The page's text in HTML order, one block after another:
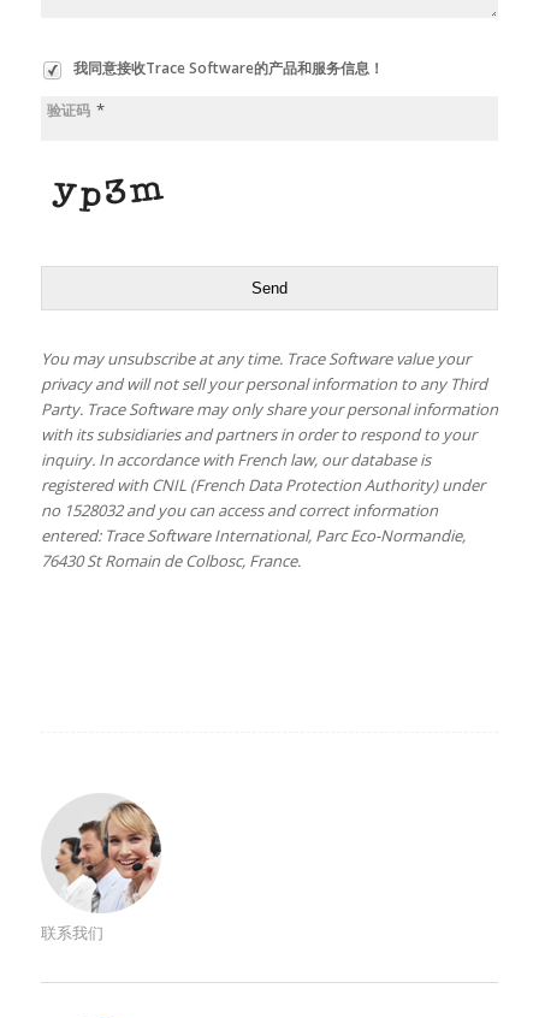
我同意接收Trace Software的产品和服务信息！
验证码 *
Send
You may unsubscribe at any time. Trace Software value your
privacy and will not sell your personal information to any Third
Party. Trace Software may only share your personal information
with its subsidiaries and partners in order to respond to your
inquiry. In accordance with French law, our database is
registered with CNIL (French Data Protection Authority) under
no 1528032 and you can access and correct information
entered: Trace Software International, Parc Eco-Normandie,
76430 St Romain de Colbosc, France.
联系我们